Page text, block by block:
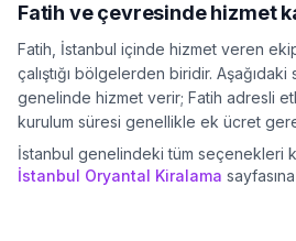
Fatih ve çevresinde hizmet
Fatih İstanbul içinde hizmet veren
çalıştığı bölgelerden biridir. Aşağıdaki
genelinde hizmet verir; Fatih adresli
kurulum süresi genellikle ek ücret
İstanbul genelindeki tüm seçenekleri
İstanbul Oryantal Kiralama